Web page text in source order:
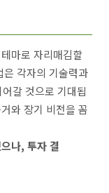
마로 자리매김할
각자의 기술력과
갈 것으로 기대됩
와 장기 비전을 꼼
나, 투자 결